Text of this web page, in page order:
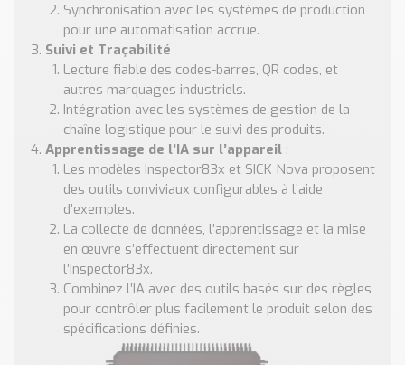
Synchronisation avec les systèmes de production
pour une automatisation accrue.
Suivi et Traçabilité
Lecture fiable des codes-barres, QR codes, et
autres marquages industriels.
Intégration avec les systèmes de gestion de la
chaîne logistique pour le suivi des produits.
Apprentissage de l’IA sur l’appareil :
Les modèles Inspector83x et SICK Nova proposent
des outils conviviaux configurables à l’aide
d’exemples.
La collecte de données, l’apprentissage et la mise
en œuvre s’effectuent directement sur
l’Inspector83x.
Combinez l’IA avec des outils basés sur des règles
pour contrôler plus facilement le produit selon des
spécifications définies.